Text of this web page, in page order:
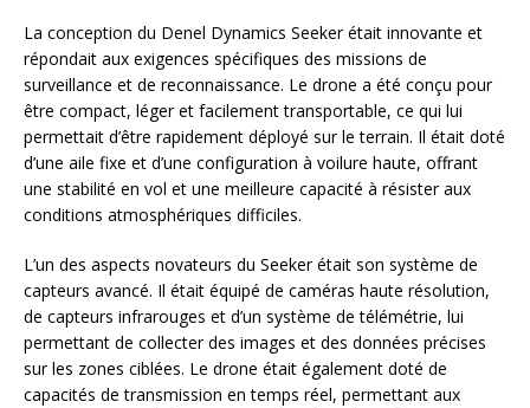
La conception du Denel Dynamics Seeker était innovante et
répondait aux exigences spécifiques des missions de
surveillance et de reconnaissance. Le drone a été conçu pour
être compact, léger et facilement transportable, ce qui lui
permettait d’être rapidement déployé sur le terrain. Il était doté
d’une aile fixe et d’une configuration à voilure haute, offrant
une stabilité en vol et une meilleure capacité à résister aux
conditions atmosphériques difficiles.
L’un des aspects novateurs du Seeker était son système de
capteurs avancé. Il était équipé de caméras haute résolution,
de capteurs infrarouges et d’un système de télémétrie, lui
permettant de collecter des images et des données précises
sur les zones ciblées. Le drone était également doté de
capacités de transmission en temps réel, permettant aux